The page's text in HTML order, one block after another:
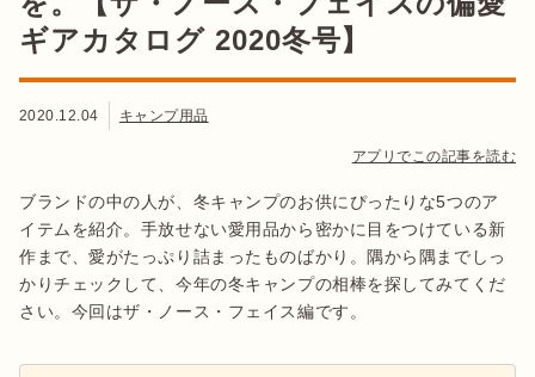
ギアカタログ 2020冬号】
2020.12.04 キャンプ用品
アプリでこの記事を読む
ブランドの中の人が、冬キャンプのお供にぴったりな5つのア
イテムを紹介。手放せない愛用品から密かに目をつけている新
作まで、愛がたっぷり詰まったものばかり。隅から隅までしっ
かりチェックして、今年の冬キャンプの相棒を探してみてくだ
さい。今回はザ・ノース・フェイス編です。